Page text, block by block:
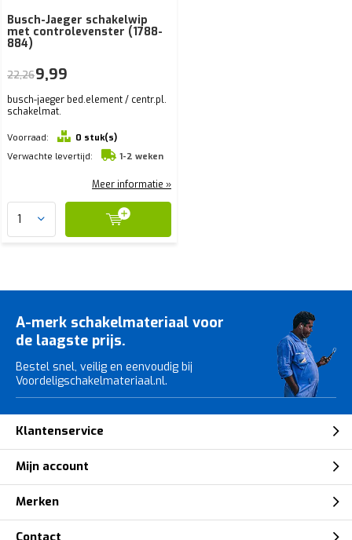
Busch-Jaeger schakelwip
met controlevenster (1788-
884)
busch-jaeger bed.element / centr.pl.
schakelmat.
Voorraad:
0 stuk(s)
Verwachte levertijd:
1-2 weken
22,269,99
Meer informatie »
A-merk schakelmateriaal voor
de laagste prijs.
Bestel snel, veilig en eenvoudig bij
Voordeligschakelmateriaal.nl.
Klantenservice
Mijn account
Merken